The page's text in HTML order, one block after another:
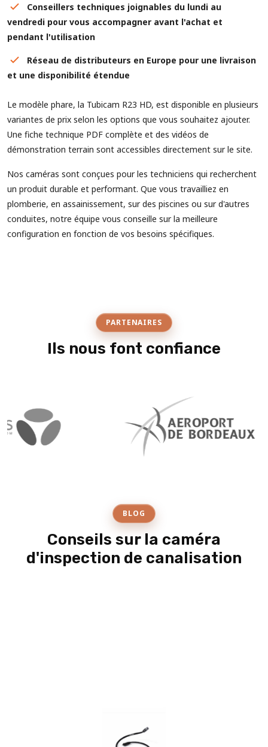
Conseillers techniques joignables du lundi au
vendredi pour vous accompagner avant l'achat et
pendant l'utilisation
Réseau de distributeurs en Europe pour une livraison
et une disponibilité étendue
Le modèle phare, la Tubicam R23 HD, est disponible en plusieurs
variantes de prix selon les options que vous souhaitez ajouter.
Une fiche technique PDF complète et des vidéos de
démonstration terrain sont accessibles directement sur le site.
Nos caméras sont conçues pour les techniciens qui recherchent
un produit durable et performant. Que vous travailliez en
plomberie, en assainissement, sur des piscines ou sur d'autres
conduites, notre équipe vous conseille sur la meilleure
configuration en fonction de vos besoins spécifiques.
PARTENAIRES
Ils nous font confiance
BLOG
Conseils sur la caméra
d'inspection de canalisation